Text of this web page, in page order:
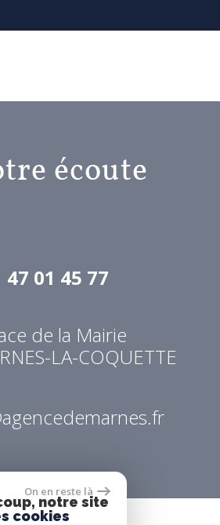
écoute
47 01 45 77
de la Mairie
LA-COQUETTE
On en reste là
notre site
cookies